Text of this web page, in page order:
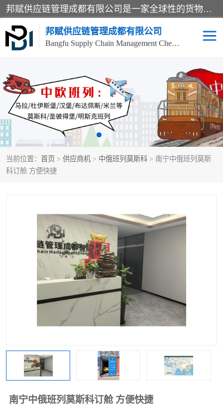
邦赋供应链管理成都有限公司是一家全球性的货物运输代理公司，主要从事：波兰中欧班列、德国中欧班列、出口莫斯科班列、中欧班列进口、蓉欧铁路、成都出口空运等业务，同时亦提供报关、报检、仓储、码头操作等服务。
邦赋供应链管理成都有限公司
Bangfu Supply Chain Management Chengdu Co.,LTD
当前位置： 首页 > 供应商机 > 中俄班列莫斯科 > 南宁中俄班列莫斯
科订舱 方便快捷
南宁中俄班列莫斯科订舱 方便快捷
进出口门到门 成都中欧班列
国际汽运 国际空运
食品进口物流清关 南美海运
中俄铁路班列 中欧班列进口红酒啤酒
蓉欧班列进口机械设备 马来西亚物流
东南亚铁路 铁路出口拼箱/整柜
中俄班列莫斯科